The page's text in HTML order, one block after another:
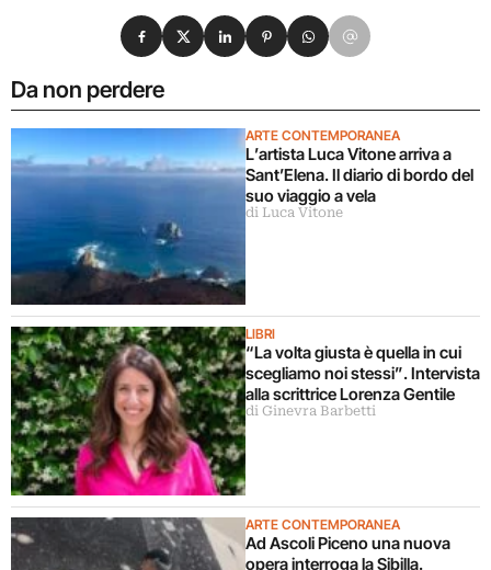
Da non perdere
ARTE CONTEMPORANEA
L’artista Luca Vitone arriva a
Sant’Elena. Il diario di bordo del
suo viaggio a vela
di Luca Vitone
LIBRI
“La volta giusta è quella in cui
scegliamo noi stessi”. Intervista
alla scrittrice Lorenza Gentile
di Ginevra Barbetti
ARTE CONTEMPORANEA
Ad Ascoli Piceno una nuova
opera interroga la Sibilla.
Condividi su Facebook
Condividi su X
Condividi su LinkedIn
Condividi su Pinterest
Condividi su WhatsApp
Condividi su Email